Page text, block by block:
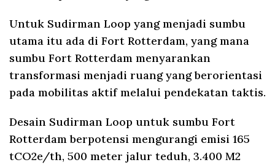
Untuk Sudirman Loop yang menjadi sumbu
utama itu ada di Fort Rotterdam, yang mana
sumbu Fort Rotterdam menyarankan
transformasi menjadi ruang yang berorientasi
pada mobilitas aktif melalui pendekatan taktis.
Desain Sudirman Loop untuk sumbu Fort
Rotterdam berpotensi mengurangi emisi 165
tCO2e/th, 500 meter jalur teduh, 3.400 M2